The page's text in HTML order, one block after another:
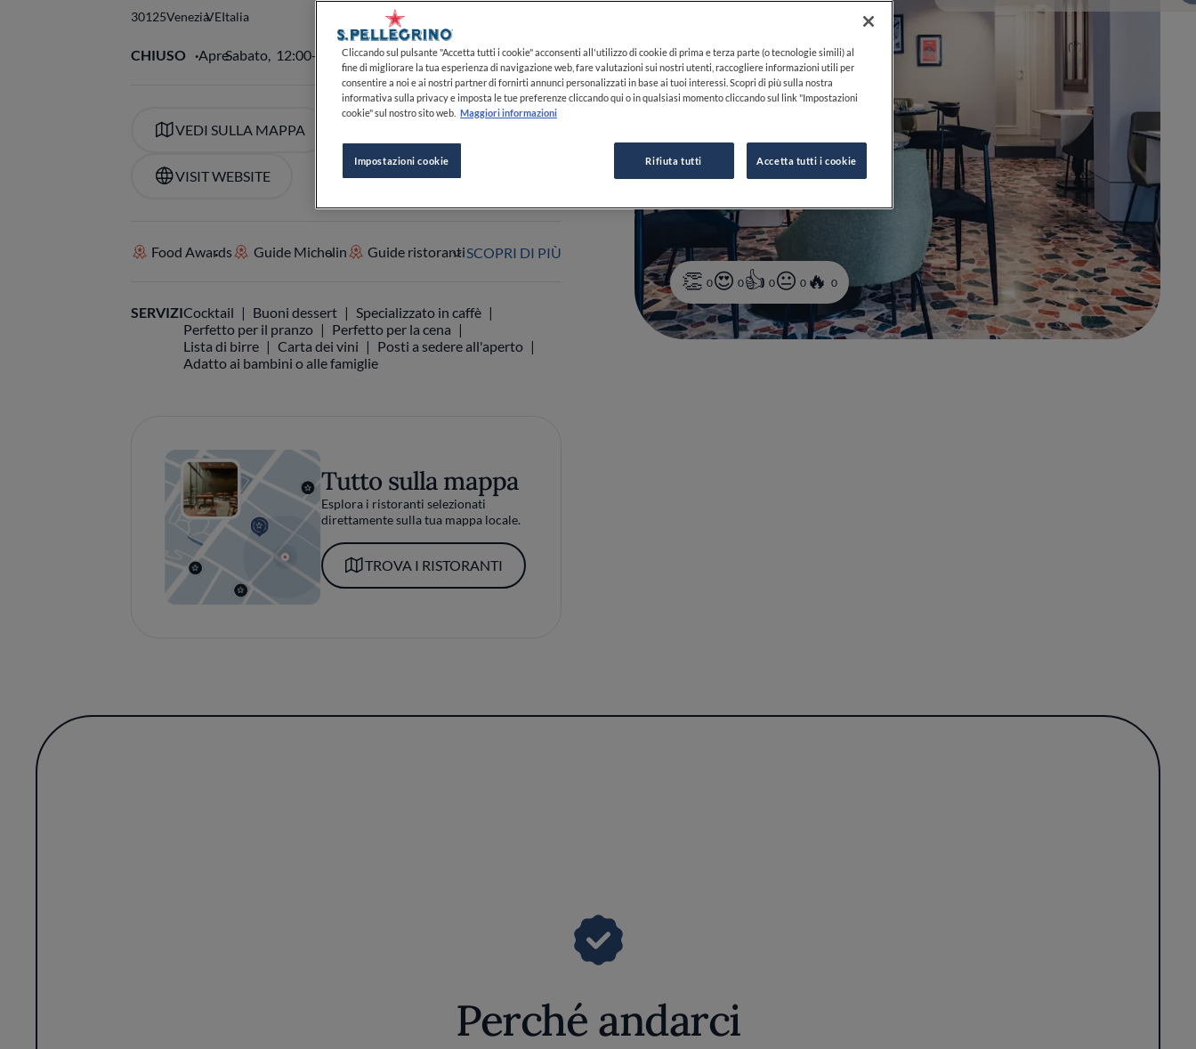
0 0 0 0 0
30125VeneziaVEItalia
CHIUSO ApreSabato, 12:00-13:30, 19:00-21:00 VEDI ORARI
VEDI SULLA MAPPA
VISIT WEBSITE
Food Awards Guide Michelin Guide ristorantiSCOPRI DI PIÙ
SERVIZICocktail Buoni dessert
Specializzato in caffè
Perfetto per il pranzo
Perfetto per la cena
Lista di birre
Carta dei vini
Posti a sedere all'aperto
Adatto ai bambini o alle famiglie
Tutto sulla mappa
Esplora i ristoranti selezionati
direttamente sulla tua mappa locale.
TROVA I RISTORANTI
Perché andarci
Cliccando sul pulsante "Accetta tutti i cookie" acconsenti all'utilizzo di cookie di prima e terza parte (o tecnologie simili) al
fine di migliorare la tua esperienza di navigazione web, fare valutazioni sui nostri utenti, raccogliere informazioni utili per
consentire a noi e ai nostri partner di fornirti annunci personalizzati in base ai tuoi interessi. Scopri di più sulla nostra
informativa sulla privacy e imposta le tue preferenze cliccando qui o in qualsiasi momento cliccando sul link "Impostazioni
cookie" sul nostro sito web. Maggiori informazioni
Impostazioni cookie Rifiuta tutti Accetta tutti i cookie